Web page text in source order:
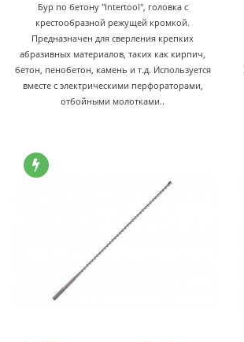
Бур по бетону "Intertool", головка с
крестообразной режущей кромкой.
Предназначен для сверления крепких
абразивных материалов, таких как кирпич,
бетон, пенобетон, камень и т.д. Используется
вместе с электрическими перфораторами,
отбойными молотками..